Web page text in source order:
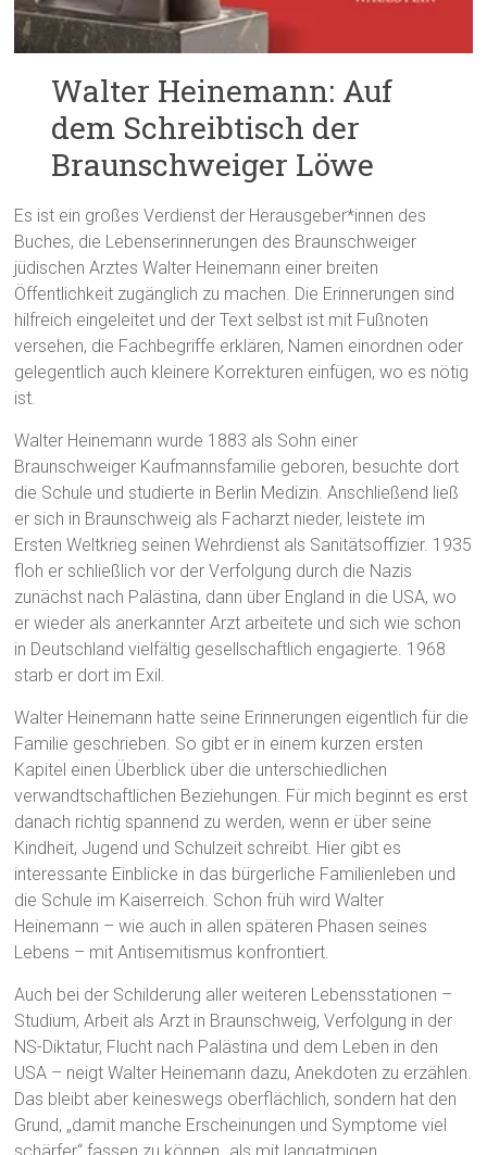
Walter Heinemann: Auf
dem Schreibtisch der
Braunschweiger Löwe
Es ist ein großes Verdienst der Herausgeber*innen des
Buches, die Lebenserinnerungen des Braunschweiger
jüdischen Arztes Walter Heinemann einer breiten
Öffentlichkeit zugänglich zu machen. Die Erinnerungen sind
hilfreich eingeleitet und der Text selbst ist mit Fußnoten
versehen, die Fachbegriffe erklären, Namen einordnen oder
gelegentlich auch kleinere Korrekturen einfügen, wo es nötig
ist.
Walter Heinemann wurde 1883 als Sohn einer
Braunschweiger Kaufmannsfamilie geboren, besuchte dort
die Schule und studierte in Berlin Medizin. Anschließend ließ
er sich in Braunschweig als Facharzt nieder, leistete im
Ersten Weltkrieg seinen Wehrdienst als Sanitätsoffizier. 1935
floh er schließlich vor der Verfolgung durch die Nazis
zunächst nach Palästina, dann über England in die USA, wo
er wieder als anerkannter Arzt arbeitete und sich wie schon
in Deutschland vielfältig gesellschaftlich engagierte. 1968
starb er dort im Exil.
Walter Heinemann hatte seine Erinnerungen eigentlich für die
Familie geschrieben. So gibt er in einem kurzen ersten
Kapitel einen Überblick über die unterschiedlichen
verwandtschaftlichen Beziehungen. Für mich beginnt es erst
danach richtig spannend zu werden, wenn er über seine
Kindheit, Jugend und Schulzeit schreibt. Hier gibt es
interessante Einblicke in das bürgerliche Familienleben und
die Schule im Kaiserreich. Schon früh wird Walter
Heinemann – wie auch in allen späteren Phasen seines
Lebens – mit Antisemitismus konfrontiert.
Auch bei der Schilderung aller weiteren Lebensstationen –
Studium, Arbeit als Arzt in Braunschweig, Verfolgung in der
NS-Diktatur, Flucht nach Palästina und dem Leben in den
USA – neigt Walter Heinemann dazu, Anekdoten zu erzählen.
Das bleibt aber keineswegs oberflächlich, sondern hat den
Grund, „damit manche Erscheinungen und Symptome viel